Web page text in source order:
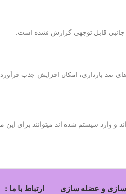
قابل توجهی گزارش نشده است.
ضد بارداری، امکان افزایش جذب
وارد سیستم شده اند میتوانند برای این
و عضله سازی ارتباط با ما :